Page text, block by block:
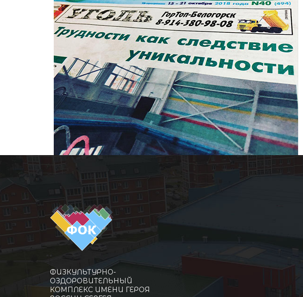
ФИЗКУЛЬТУРНО-
ОЗДОРОВИТЕЛЬНЫЙ
КОМПЛЕКС ИМЕНИ ГЕРОЯ